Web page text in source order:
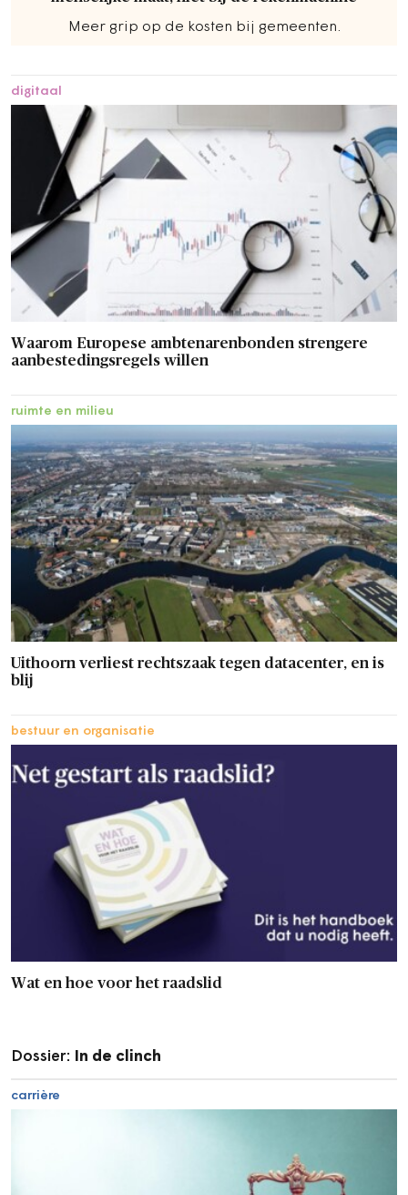
Meer grip op de kosten bij gemeenten.
digitaal
Waarom Europese ambtenarenbonden strengere
aanbestedingsregels willen
ruimte en milieu
Uithoorn verliest rechtszaak tegen datacenter, en is
blij
bestuur en organisatie
Wat en hoe voor het raadslid
Dossier: In de clinch
carrière